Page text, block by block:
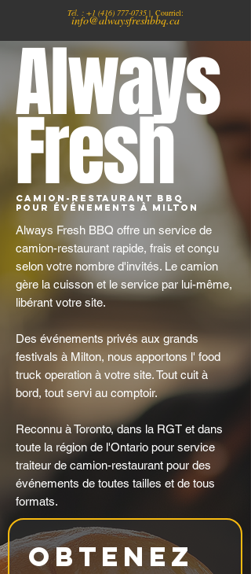
Tél. : +1 (416) 777-0735 | Courriel:
info@alwaysfreshbbq.ca
Always
Fresh
Camion-restaurant BBQ
pour événements à Milton
Always Fresh BBQ offre un service de
camion-restaurant rapide, frais et conçu
selon votre nombre d'invités. Le camion
gère la cuisson et le service par lui-même,
libérant votre site.
Des événements privés aux grands
festivals à Milton, nous apportons l' food
truck operation à votre site. Tout cuit à
bord, tout servi au comptoir.
Reconnu à Toronto, dans la RGT et dans
toute la région de l'Ontario pour service
traiteur de camion-restaurant pour des
événements de toutes tailles et de tous
formats.
Obtenez